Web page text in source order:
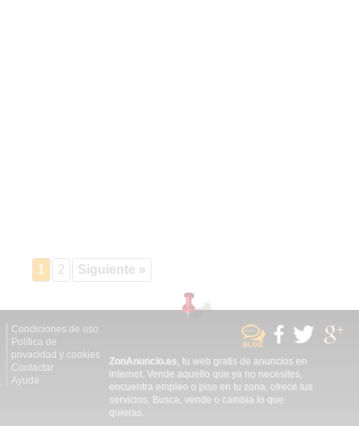
1 2 Siguiente »
Condiciones de uso
Política de
privacidad y cookies
Contactar
Ayuda
ZonAnuncio.es , tu web gratis de anuncios en
internet. Vende aquello que ya no necesites,
encuentra empleo o piso en tu zona, ofrece tus
servicios. Busca, vende o cambia lo que
quieras.